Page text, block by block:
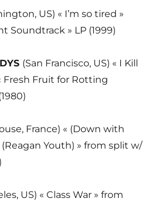
US) « I’m so tired »
Soundtrack » LP (1999)
(San Francisco, US) « I Kill
Fresh Fruit for Rotting
France) « (Down with
Youth) » from split w/
US) « Class War » from